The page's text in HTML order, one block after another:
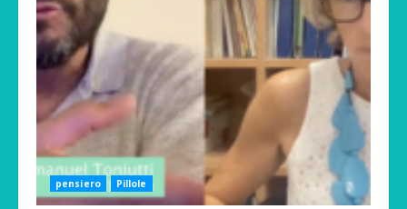
pensiero Pillole